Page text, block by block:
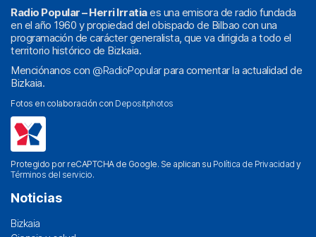
Radio Popular – Herri Irratiaes una emisora de radio fundada
en el año 1960 y propiedad del obispado de Bilbao con una
programación de carácter generalista, que va dirigida a todo el
territorio histórico de Bizkaia.
Menciónanos con @RadioPopularpara comentar la actualidad de
Bizkaia.
Fotos en colaboración con Depositphotos
Protegido por reCAPTCHA de Google. Se aplican su Política de Privacidad y
Términos del servicio.
Noticias
Bizkaia